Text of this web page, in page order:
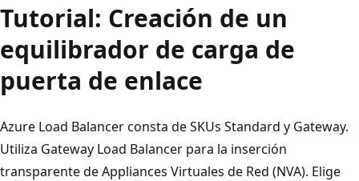
Tutorial: Creación de un
equilibrador de carga de
puerta de enlace
Azure Load Balancer consta de SKUs Standard y Gateway.
Utiliza Gateway Load Balancer para la inserción
transparente de Appliances Virtuales de Red (NVA). Elige